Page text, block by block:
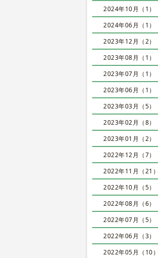
2024年10月（1）
2024年06月（1）
2023年12月（2）
2023年08月（1）
2023年07月（1）
2023年06月（1）
2023年03月（5）
2023年02月（8）
2023年01月（2）
2022年12月（7）
2022年11月（21）
2022年10月（5）
2022年08月（6）
2022年07月（5）
2022年06月（3）
2022年05月（10）